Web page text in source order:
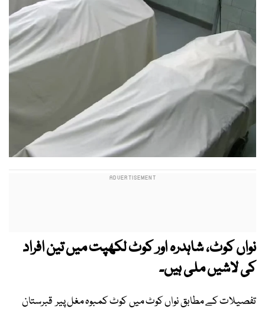
نواں کوٹ، شاہدرہ اور کوٹ لکھپت میں تین افراد
کی لاشیں ملی ہیں۔
تفصیلات کے مطابق نواں کوٹ میں کوٹ کمبوہ مغل پیر قبرستان